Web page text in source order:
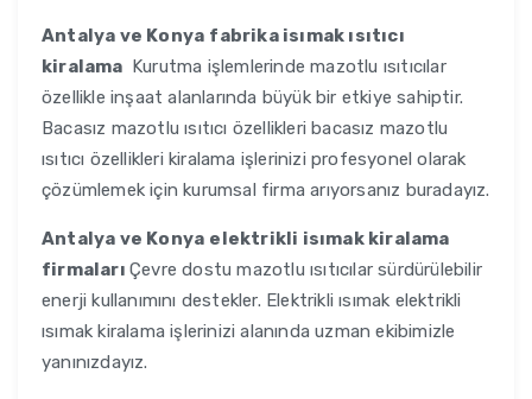
Antalya ve Konya fabrika isımak ısıtıcı
kiralama Kurutma işlemlerinde mazotlu ısıtıcılar
özellikle inşaat alanlarında büyük bir etkiye sahiptir.
Bacasız mazotlu ısıtıcı özellikleri bacasız mazotlu
ısıtıcı özellikleri kiralama işlerinizi profesyonel olarak
çözümlemek için kurumsal firma arıyorsanız buradayız.
Antalya ve Konya elektrikli isımak kiralama
firmaları Çevre dostu mazotlu ısıtıcılar sürdürülebilir
enerji kullanımını destekler. Elektrikli ısımak elektrikli
ısımak kiralama işlerinizi alanında uzman ekibimizle
yanınızdayız.